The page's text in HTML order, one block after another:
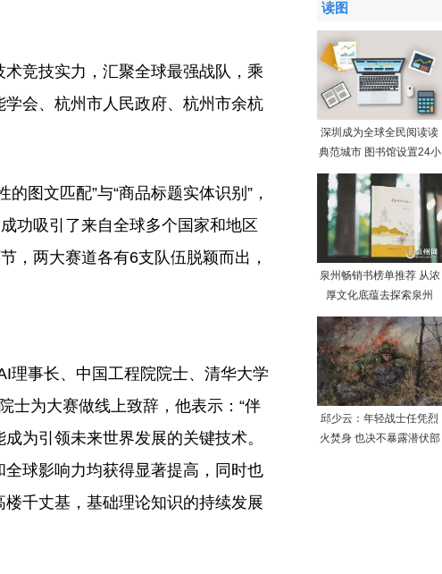
竞技实力，汇聚全球最强战队，乘
会、杭州市人民政府、杭州市余杭
图文匹配”与“商品标题实体识别”，
功吸引了来自全球多个国家和地区
，两大赛道各有6支队伍脱颖而出，
理事长、中国工程院院士、清华大学
士为大赛做线上致辞，他表示：“伴
为引领未来世界发展的关键技术。
球影响力均获得显著提高，同时也
千丈基，基础理论知识的持续发展
读图
深圳成为全球全民阅读读
典范城市 图书馆设置24小
泉州畅销书榜单推荐 从浓
厚文化底蕴去探索泉州
邱少云：年轻战士任凭烈
火焚身 也决不暴露潜伏部